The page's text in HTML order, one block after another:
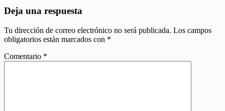
Deja una respuesta
Tu dirección de correo electrónico no será publicada. Los campos
obligatorios están marcados con *
Comentario *